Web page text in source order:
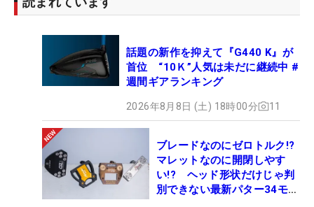
話題の新作を抑えて『G440 K』が
首位 “10Ｋ”人気は未だに継続中 #
週間ギアランキング
2026年8月8日 (土) 18時00分 11
ブレードなのにゼロトルク!?
マレットなのに開閉しやす
い!? ヘッド形状だけじゃ判
別できない最新パター34モデ